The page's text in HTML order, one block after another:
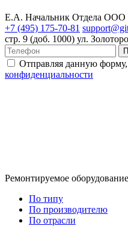
Е.А. Начальник Отдела
+7 (495) 175-70-81
стр. 9 (доб. 1000) ул.
Отправляя данную форму,
конфиденциальности
Ремонтируемое оборудование
По типу
По производителю
По отрасли